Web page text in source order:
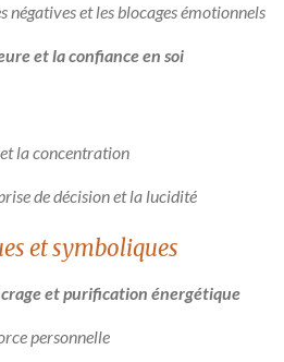
négatives et les blocages émotionnels
et la confiance en soi
la concentration
de décision et la lucidité
et symboliques
et purification énergétique
personnelle